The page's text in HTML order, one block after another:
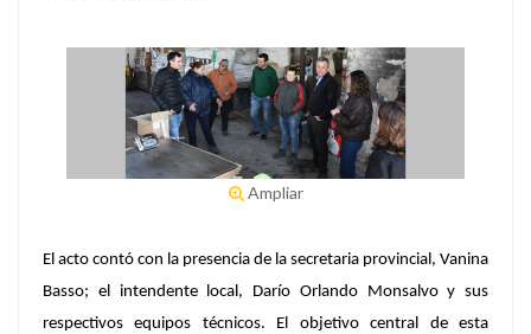
Ampliar
El acto contó con la presencia de la secretaria provincial, Vanina
Basso; el intendente local, Darío Orlando Monsalvo y sus
respectivos equipos técnicos. El objetivo central de esta